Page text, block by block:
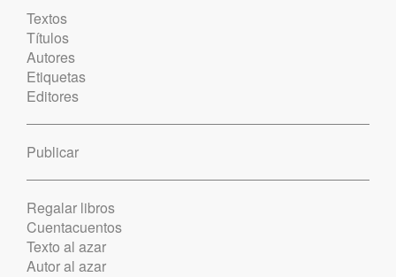
Textos
Títulos
Autores
Etiquetas
Editores
Publicar
Regalar libros
Cuentacuentos
Texto al azar
Autor al azar